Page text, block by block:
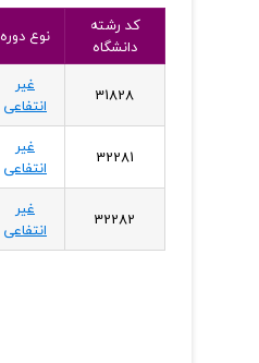
کد رشته
دانشگاه
نوع دوره
31828
غیر
انتفاعی
32281
غیر
انتفاعی
32282
غیر
انتفاعی